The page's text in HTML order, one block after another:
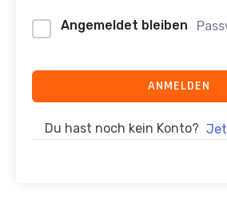
Angemeldet bleiben
ANMELDEN
Du hast noch kein Konto?